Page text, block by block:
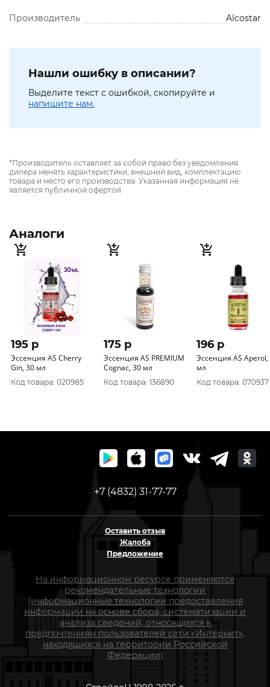
Производитель Alcostar
Нашли ошибку в описании?
Выделите текст с ошибкой, скопируйте и
напишите нам.
*Производитель оставляет за собой право без уведомления
дилера менять характеристики, внешний вид, комплектацию
товара и место его производства. Указанная информация не
является публичной офертой
Аналоги
195 p
Эссенция AS Cherry
Gin, 30 мл
Код товара: 020985
175 p
Эссенция AS PREMIUM
Cognac, 30 мл
Код товара: 136890
196 p
Эссенция AS Aperol, 30
мл
Код товара: 070937
+7 (4832) 31-77-77
Оставить отзыв
Жалоба
Предложение
На информационном ресурсе применяются
рекомендательные технологии
(информационные технологии предоставления
информации на основе сбора, систематизации и
анализа сведений, относящихся к
предпочтениям пользователей сети «Интернет»,
находящихся на территории Российской
Федерации)